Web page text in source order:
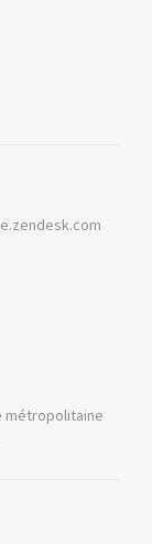
métropolitaine